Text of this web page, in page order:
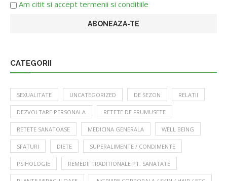
Am citit si accept termenii si conditiile
CATEGORII
SEXUALITATE UNCATEGORIZED DE SEZON RELATII
DEZVOLTARE PERSONALA RETETE DE FRUMUSETE
RETETE SANATOASE MEDICINA GENERALA WELL BEING
SFATURI DIETE SUPERALIMENTE / CONDIMENTE
PSIHOLOGIE REMEDII TRADITIONALE PT. SANATATE